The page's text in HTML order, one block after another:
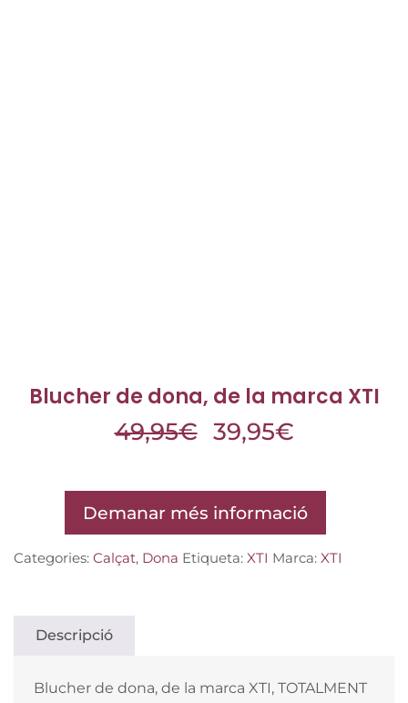
Blucher de dona, de la marca XTI
49,95€ 39,95€
Demanar més informació
Categories: Calçat, Dona Etiqueta: XTI Marca: XTI
Descripció
Blucher de dona, de la marca XTI, TOTALMENT